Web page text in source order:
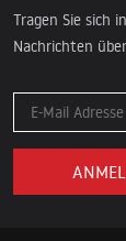
Tragen Sie sich
Nachrichten